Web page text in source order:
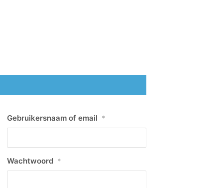
Gebruikersnaam of email *
Wachtwoord *